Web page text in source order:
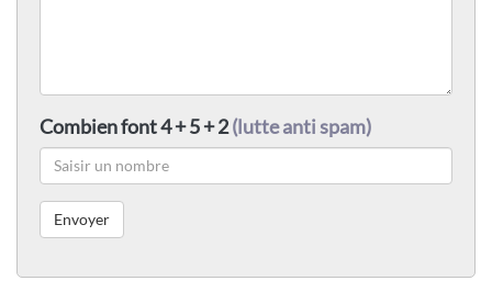
Combien font 4 + 5 + 2(lutte anti spam)